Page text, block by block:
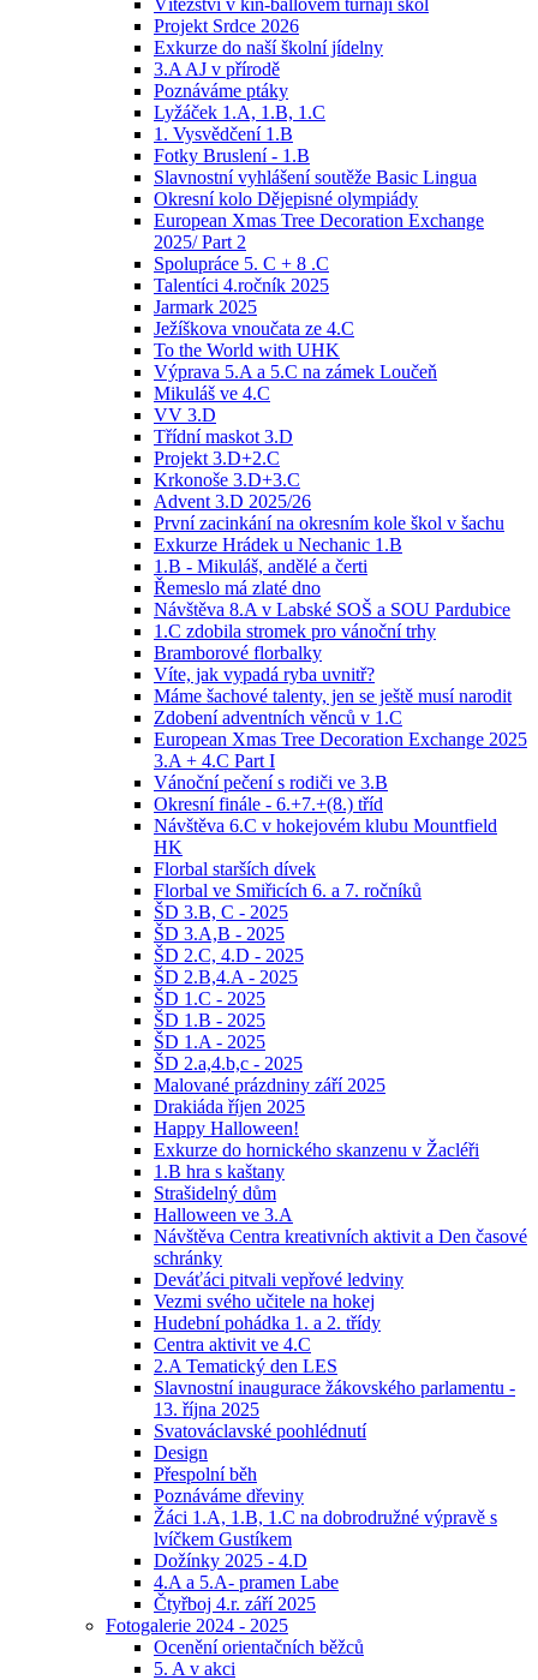
Vítězství v kin-ballovém turnaji škol
Projekt Srdce 2026
Exkurze do naší školní jídelny
3.A AJ v přírodě
Poznáváme ptáky
Lyžáček 1.A, 1.B, 1.C
1. Vysvědčení 1.B
Fotky Bruslení - 1.B
Slavnostní vyhlášení soutěže Basic Lingua
Okresní kolo Dějepisné olympiády
European Xmas Tree Decoration Exchange
2025/ Part 2
Spolupráce 5. C + 8 .C
Talentíci 4.ročník 2025
Jarmark 2025
Ježíškova vnoučata ze 4.C
To the World with UHK
Výprava 5.A a 5.C na zámek Loučeň
Mikuláš ve 4.C
VV 3.D
Třídní maskot 3.D
Projekt 3.D+2.C
Krkonoše 3.D+3.C
Advent 3.D 2025/26
První zacinkání na okresním kole škol v šachu
Exkurze Hrádek u Nechanic 1.B
1.B - Mikuláš, andělé a čerti
Řemeslo má zlaté dno
Návštěva 8.A v Labské SOŠ a SOU Pardubice
1.C zdobila stromek pro vánoční trhy
Bramborové florbalky
Víte, jak vypadá ryba uvnitř?
Máme šachové talenty, jen se ještě musí narodit
Zdobení adventních věnců v 1.C
European Xmas Tree Decoration Exchange 2025
3.A + 4.C Part I
Vánoční pečení s rodiči ve 3.B
Okresní finále - 6.+7.+(8.) tříd
Návštěva 6.C v hokejovém klubu Mountfield
HK
Florbal starších dívek
Florbal ve Smiřicích 6. a 7. ročníků
ŠD 3.B, C - 2025
ŠD 3.A,B - 2025
ŠD 2.C, 4.D - 2025
ŠD 2.B,4.A - 2025
ŠD 1.C - 2025
ŠD 1.B - 2025
ŠD 1.A - 2025
ŠD 2.a,4.b,c - 2025
Malované prázdniny září 2025
Drakiáda říjen 2025
Happy Halloween!
Exkurze do hornického skanzenu v Žacléři
1.B hra s kaštany
Strašidelný dům
Halloween ve 3.A
Návštěva Centra kreativních aktivit a Den časové
schránky
Deváťáci pitvali vepřové ledviny
Vezmi svého učitele na hokej
Hudební pohádka 1. a 2. třídy
Centra aktivit ve 4.C
2.A Tematický den LES
Slavnostní inaugurace žákovského parlamentu -
13. října 2025
Svatováclavské poohlédnutí
Design
Přespolní běh
Poznáváme dřeviny
Žáci 1.A, 1.B, 1.C na dobrodružné výpravě s
lvíčkem Gustíkem
Dožínky 2025 - 4.D
4.A a 5.A- pramen Labe
Čtyřboj 4.r. září 2025
Fotogalerie 2024 - 2025
Ocenění orientačních běžců
5. A v akci